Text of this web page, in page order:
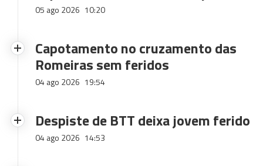
05 ago 2026 10:20
Capotamento no cruzamento das
Romeiras sem feridos
04 ago 2026 19:54
Despiste de BTT deixa jovem ferido
04 ago 2026 14:53